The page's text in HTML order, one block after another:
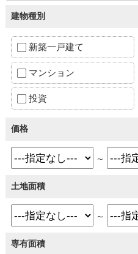
建物種別
新築一戸建て
マンション
投資
価格
～
土地面積
～
専有面積